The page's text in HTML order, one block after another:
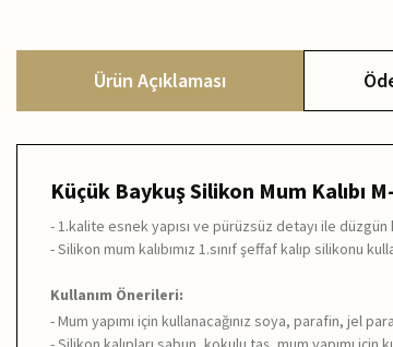
Ürün Açıklaması
Küçük Baykuş Silikon Mum Kalıbı
- 1.kalite esnek yapısı ve pürüzsüz detayı ile
- Silikon mum kalıbımız 1.sınıf şeffaf kalıp silikonu
Kullanım Önerileri:
- Mum yapımı için kullanacağınız soya, parafin, jel